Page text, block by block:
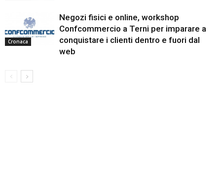
Cronaca
Negozi fisici e online, workshop
Confcommercio a Terni per imparare a
conquistare i clienti dentro e fuori dal
web